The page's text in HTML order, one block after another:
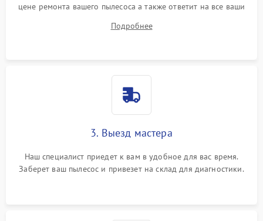
цене ремонта вашего пылесоса а также ответит на все ваши
Подробнее
3. Выезд мастера
Наш специалист приедет к вам в удобное для вас время.
Заберет ваш пылесос и привезет на склад для диагностики.